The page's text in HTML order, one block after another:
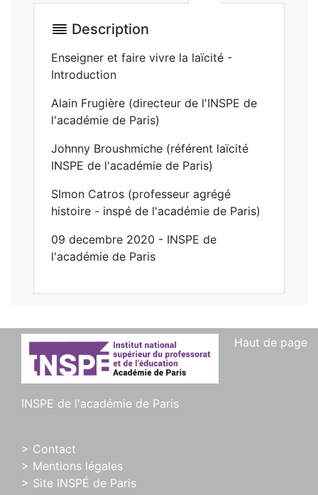
Description
Enseigner et faire vivre la laïcité -
Introduction
Alain Frugière (directeur de l'INSPE de
l'académie de Paris)
Johnny Broushmiche (référent laïcité
INSPE de l'académie de Paris)
SImon Catros (professeur agrégé
histoire - inspé de l'académie de Paris)
09 decembre 2020 - INSPE de
l'académie de Paris
Haut de page
INSPE de l'académie de Paris
> Contact
> Mentions légales
> Site INSPÉ de Paris